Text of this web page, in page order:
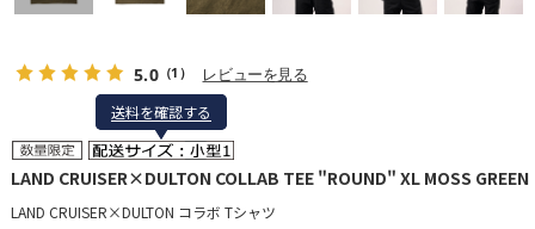
5.0（1） レビューを見る
送料を確認する
送料を確認する
LAND CRUISER×DULTON COLLAB TEE "ROUND" XL MOSS GREEN
LAND CRUISER×DULTON コラボ Tシャツ